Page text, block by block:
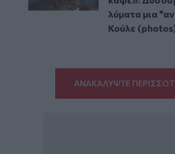
λύματα μια
Κούλε
ΑΝΑΚΑΛΥΨΤΕ